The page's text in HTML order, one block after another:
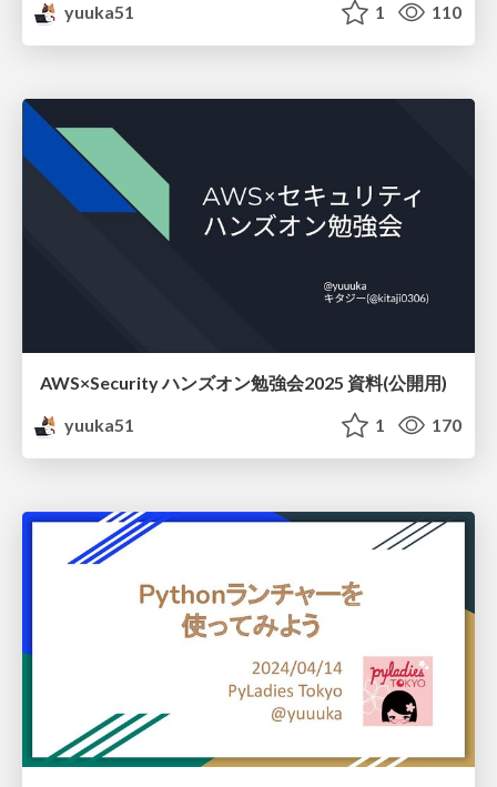
yuuka51
1 110
AWS×Security ハンズオン勉強会2025 資料(公開用)
yuuka51
1 170